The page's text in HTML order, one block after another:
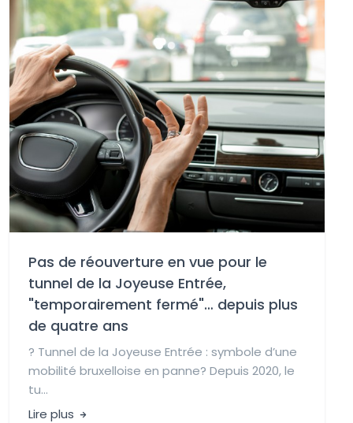
Pas de réouverture en vue pour le
tunnel de la Joyeuse Entrée,
"temporairement fermé"… depuis plus
de quatre ans
? Tunnel de la Joyeuse Entrée : symbole d’une
mobilité bruxelloise en panne? Depuis 2020, le
tu...
Lire plus